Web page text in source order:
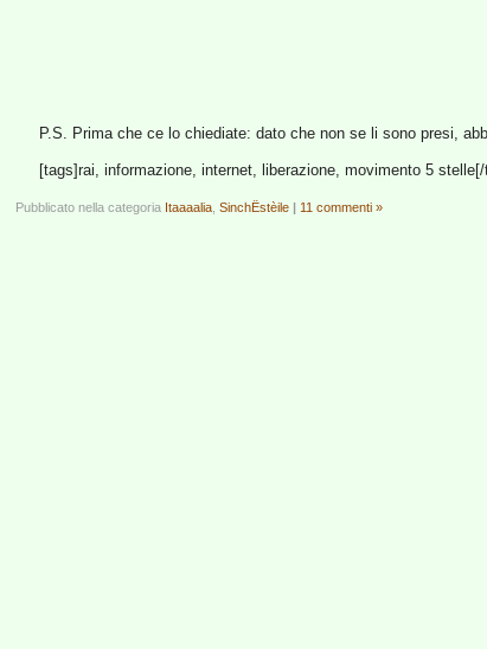
P.S. Prima che ce lo chiediate: dato che non se li sono presi,
[tags]rai, informazione, internet, liberazione, movimento 5 stelle[/
Pubblicato nella categoria Itaaaalia SinchËstèile | 11 commenti »